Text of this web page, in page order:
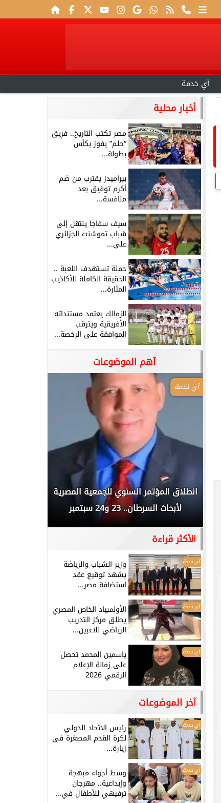
أي خدمة
أخبار محلية
مصر تكتب التاريخ.. فريق
“حلم” يفوز بكأس
بطولة...
بيراميدز يقترب من ضم
أكرم توفيق بعد
منافسة...
سيف سفاجا ينتقل إلى
شباب تموشنت الجزائري
على...
حملة تستهدف اللعبة ..
الحقيقة الكاملة للأكاذيب
المثارة...
الزمالك يعتمد مستنداته
الأفريقية ويترقب
الموافقة على الرخصة...
آهم الموضوعات
أي خدمة
انطلاق المؤتمر السنوي للجمعية المصرية
لأبحاث السرطان.. 23 و24 سبتمبر
الأكثر قراءة
أي خدمة وزير الشباب والرياضة
يشهد توقيع عقد
استضافة مصر...
أي خدمة الأولمبياد الخاص المصري
يطلق مركز التدريب
الرياضي للاعبين...
أي خدمة ياسمين المحمد تحصل
على زمالة الإعلام
الرقمي 2026
آخر الموضوعات
أي خدمة رئيس الاتحاد الدولي
لكرة القدم المصغرة فى
زيارة...
أي خدمة وسط أجواء مبهجة
وإبداعية.. مهرجان
ترفيهي للأطفال في...